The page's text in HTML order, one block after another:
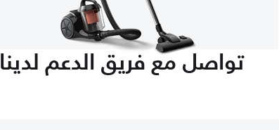
تواصل مع فريق الدعم لدينا